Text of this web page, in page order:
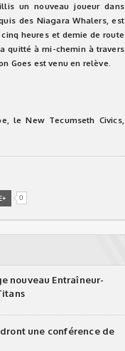
un nouveau joueur dans
des Niagara Whalers, est
heures et demie de route
quitté à mi-chemin à travers
Goes est venu en relève.
le New Tecumseth Civics,
0
nouveau Entraîneur-
une conférence de